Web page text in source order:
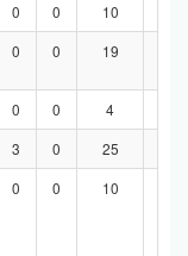
0 0 10
0 0 19
0 0 4
3 0 25
0 0 10